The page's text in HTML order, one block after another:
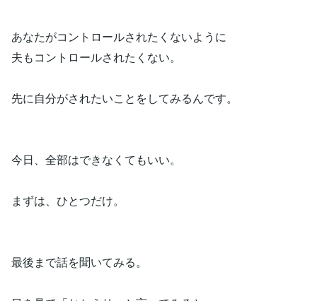
あなたがコントロールされたくないように
夫もコントロールされたくない。
先に自分がされたいことをしてみるんです。
今日、全部はできなくてもいい。
まずは、ひとつだけ。
最後まで話を聞いてみる。